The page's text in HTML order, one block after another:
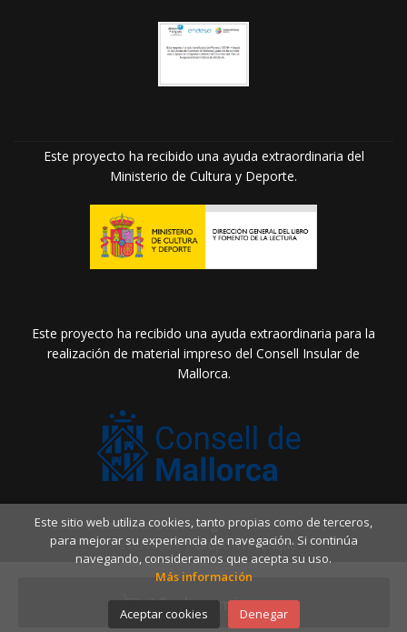
Añadir a mi cesta
Este proyecto ha recibido una ayuda extraordinaria del
Ministerio de Cultura y Deporte.
Este proyecto ha recibido una ayuda extraordinaria para la
realización de material impreso del Consell Insular de
Mallorca.
2026 ©Llibreria Drac Màgic. Todos los Derechos
Reservados |Grupo Trevenque
Este sitio web utiliza cookies, tanto propias como de terceros,
para mejorar su experiencia de navegación. Si continúa
navegando, consideramos que acepta su uso.
Más información
Aceptar cookies Denegar